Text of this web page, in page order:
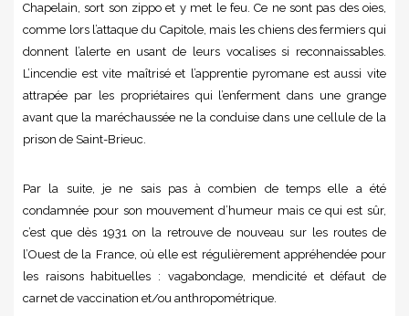
Chapelain, sort son zippo et y met le feu. Ce ne sont pas des oies,
comme lors l’attaque du Capitole, mais les chiens des fermiers qui
donnent l’alerte en usant de leurs vocalises si reconnaissables.
L’incendie est vite maîtrisé et l’apprentie pyromane est aussi vite
attrapée par les propriétaires qui l’enferment dans une grange
avant que la maréchaussée ne la conduise dans une cellule de la
prison de Saint-Brieuc.
Par la suite, je ne sais pas à combien de temps elle a été
condamnée pour son mouvement d’humeur mais ce qui est sûr,
c’est que dès 1931 on la retrouve de nouveau sur les routes de
l’Ouest de la France, où elle est régulièrement appréhendée pour
les raisons habituelles : vagabondage, mendicité et défaut de
carnet de vaccination et/ou anthropométrique.